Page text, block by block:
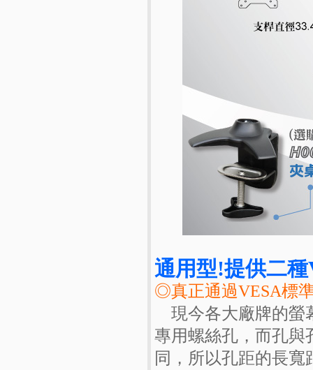
通用型!提供二種
◎真正通過VESA標
現今各大廠牌的螢
專用螺絲孔，而孔與
同，所以孔距的長